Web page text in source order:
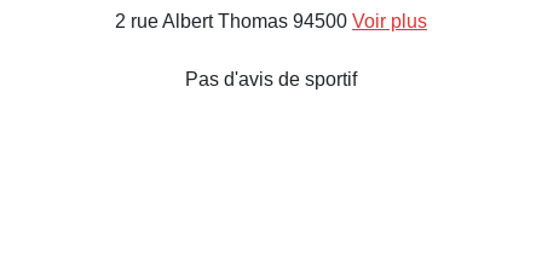
2 rue Albert Thomas 94500 Voir plus
Pas d'avis de sportif